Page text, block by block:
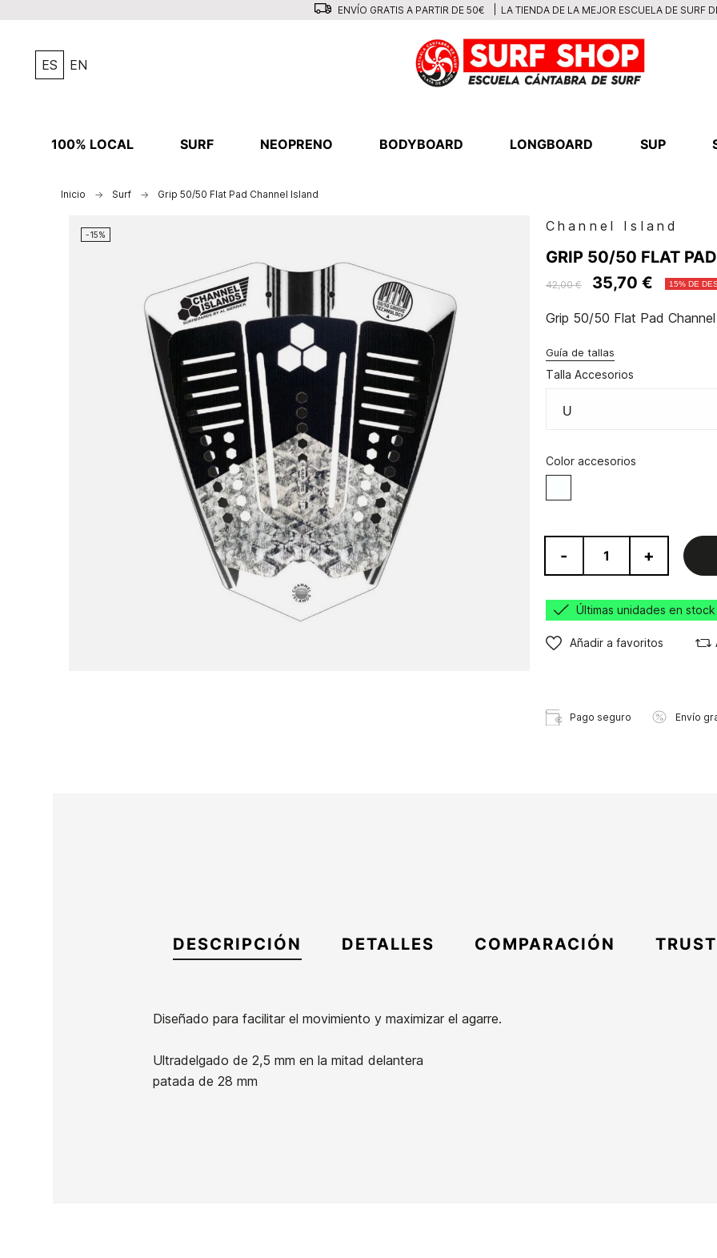
ENVÍO GRATIS A PARTIR DE 50€ LA TIENDA DE LA MEJOR ESCUELA DE SURF
ES EN
100% LOCAL SURF NEOPRENO BODYBOARD LONGBOARD SUP
Inicio Surf Grip 50/50 Flat Pad Channel Island
-15%
Channel Island
GRIP 50/50 FLAT
42,00 € 35,70 € 15% DE
Grip 50/50 Flat Pad
Guía de tallas
Talla Accesorios
Color accesorios
- +
Últimas unidades en stock
Añadir a favoritos
Pago seguro Envío
DESCRIPCIÓN DETALLES COMPARACIÓN
Diseñado para facilitar el movimiento y maximizar el agarre.
Ultradelgado de 2,5 mm en la mitad delantera
patada de 28 mm
Marca Channel Island
ReferenciaCI-IGGRX44721